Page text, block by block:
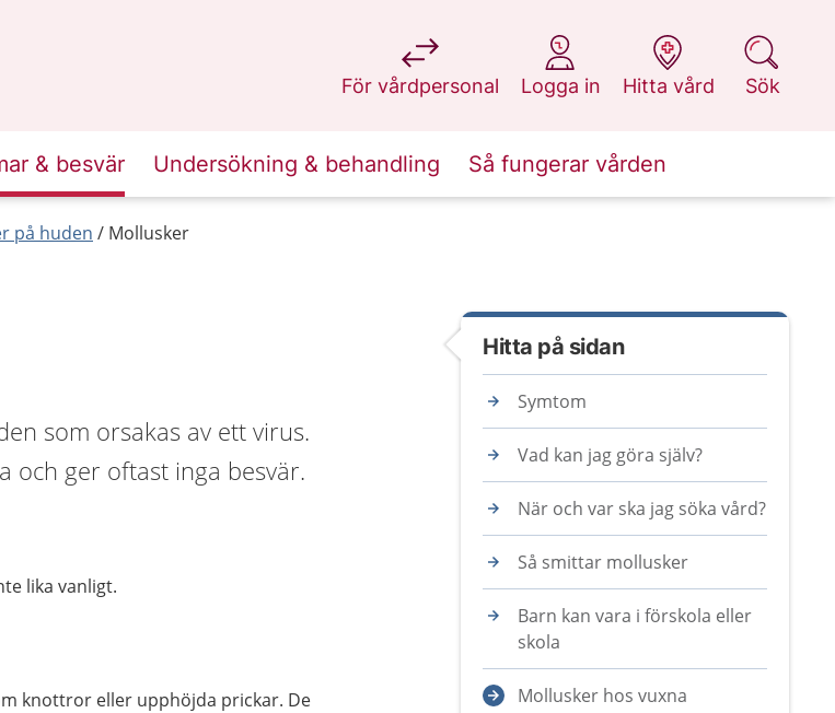
För vårdpersonal
på 1177.se
Logga in
på 1177.se
Hitta vård
på 1177.se
Sök
på 1177.se
& besvär Undersökning & behandling Så fungerar vården
på huden Mollusker
som orsakas av ett virus.
och ger oftast inga besvär.
lika vanligt.
knottror eller upphöjda prickar. De
Hitta på sidan
Symtom
Vad kan jag göra själv?
När och var ska jag söka vård?
Så smittar mollusker
Barn kan vara i förskola eller
skola
Mollusker hos vuxna